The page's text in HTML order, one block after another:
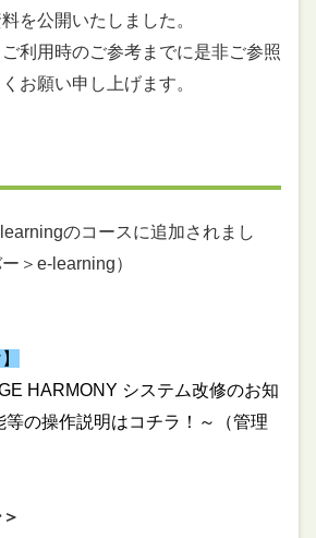
を公開いたしました。
利用時のご参考までに是非ご参照
お願い申し上げます。
のコースに追加されまし
＞e-learning）
HARMONY システム改修のお知
等の操作説明はコチラ！～（管理